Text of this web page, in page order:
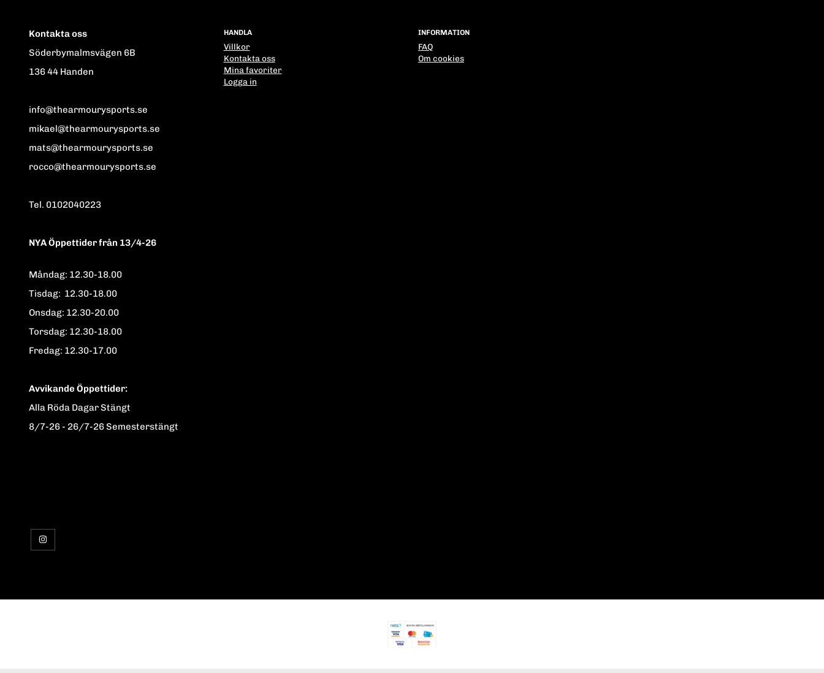
Kontakta oss
Söderbymalmsvägen 6B
136 44 Handen
info@thearmourysports.se
mikael@thearmourysports.se
mats@thearmourysports.se
rocco@thearmourysports.se
Tel. 0102040223
NYA Öppettider från 13/4-26
Måndag: 12.30-18.00
Tisdag: 12.30-18.00
Onsdag: 12.30-20.00
Torsdag: 12.30-18.00
Fredag: 12.30-17.00
Avvikande Öppettider:
Alla Röda Dagar Stängt
8/7-26 - 26/7-26 Semesterstängt
HANDLA
Villkor
Kontakta oss
Mina favoriter
Logga in
INFORMATION
FAQ
Om cookies